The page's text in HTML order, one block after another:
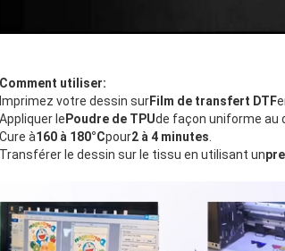
Comment utiliser:
Imprimez votre dessin surFilm de transfert DTF
Appliquer le Poudre de TPUde façon uniforme au
Cure à160 à 180°Cpour2 à 4 minutes.
Transférer le dessin sur le tissu en utilisant un